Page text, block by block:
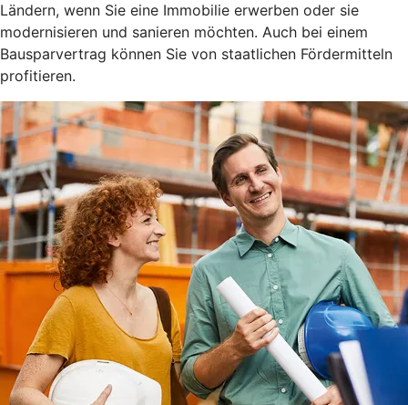
Ländern, wenn Sie eine Immobilie erwerben oder sie
modernisieren und sanieren möchten. Auch bei einem
Bausparvertrag können Sie von staatlichen Fördermitteln
profitieren.